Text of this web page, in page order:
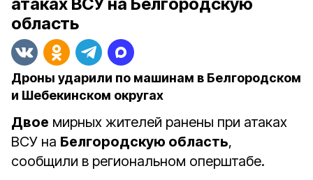
область
Дроны ударили по машинам в Белгородском
и Шебекинском округах
Двое мирных жителей ранены при атаках
ВСУ на Белгородскую область,
сообщили в региональном оперштабе.